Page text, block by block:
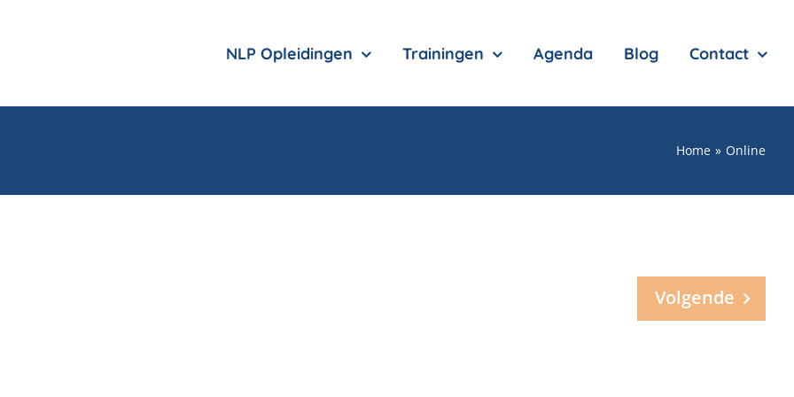
NLP Opleidingen Trainingen Agenda Blog Contact
Home Online
Volgende